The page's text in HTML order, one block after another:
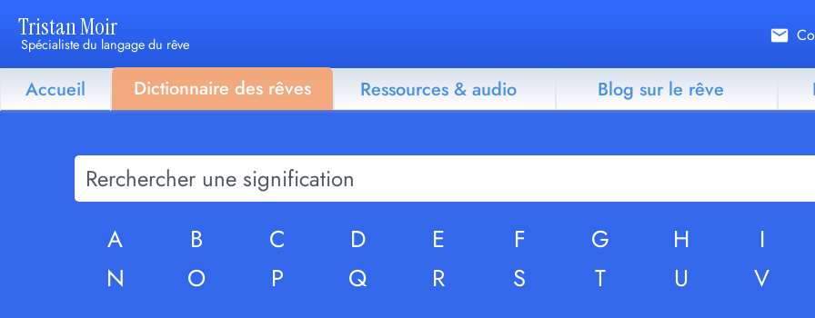
Tristan Moir
Spécialiste du langage du rêve
Accueil Dictionnaire des rêves Ressources & audio Blog sur le rêve
A B C D E F G H I
N
O P Q R S T U V